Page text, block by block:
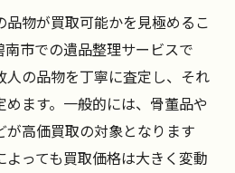
物が買取可能かを見極めるこ
南市での遺品整理サービスで
人の品物を丁寧に査定し、それ
ます。一般的には、骨董品や
高価買取の対象となります
っても買取価格は大きく変動